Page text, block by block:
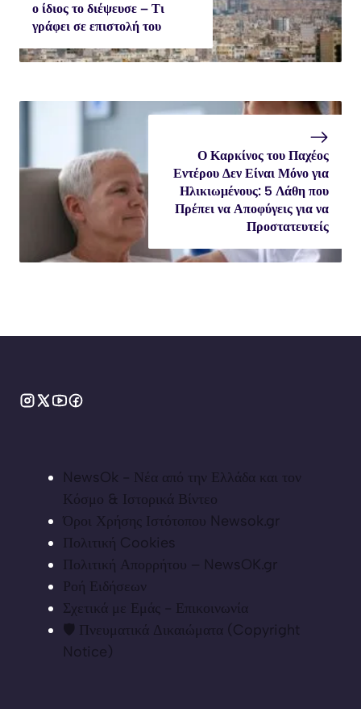
ο ίδιος το διέψευσε – Τι
γράφει σε επιστολή του
Ο Καρκίνος του Παχέος
Εντέρου Δεν Είναι Μόνο για
Ηλικιωμένους: 5 Λάθη που
Πρέπει να Αποφύγεις για να
Προστατευτείς
NewsOk - Νέα από την Ελλάδα και τον
Κόσμο & Ιστορικά Βίντεο
Όροι Χρήσης Ιστότοπου Newsok.gr
Πολιτική Cookies
Πολιτική Απορρήτου – NewsOK.gr
Ροή Ειδήσεων
Σχετικά με Εμάς - Επικοινωνία
🛡️ Πνευματικά Δικαιώματα (Copyright
Notice)